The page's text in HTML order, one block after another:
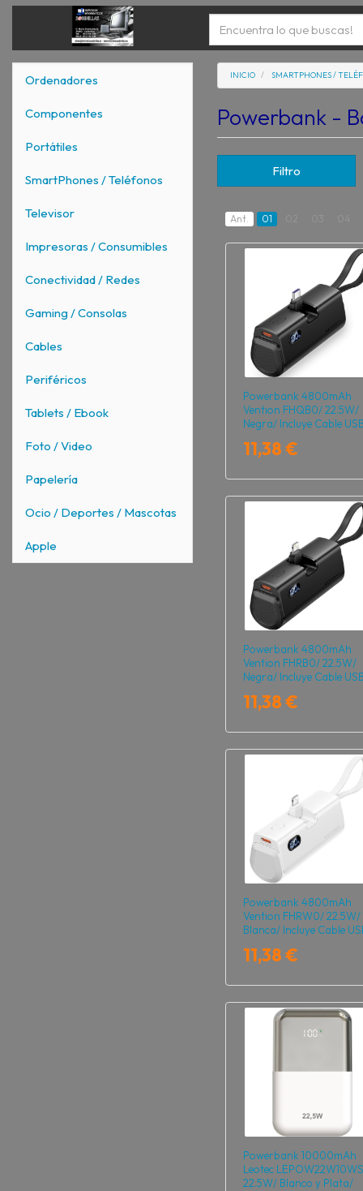
Ordenadores
Componentes
Portátiles
SmartPhones / Teléfonos
Televisor
Impresoras / Consumibles
Conectividad / Redes
Gaming / Consolas
Cables
Periféricos
Tablets / Ebook
Foto / Video
Papelería
Ocio / Deportes / Mascotas
Apple
INICIO SMARTPHONES /
Powerbank -
Filtro
Ant. 01 03
Powerbank 4800mAh
Vention FHQB0/ 22.5W/
Negra/ Incluye Cable
11,38 €
Powerbank 4800mAh
Vention FHRB0/ 22.5W/
Negra/ Incluye Cable
11,38 €
Powerbank 4800mAh
Vention FHRW0/ 22.5W/
Blanca/ Incluye Cable
11,38 €
Powerbank 10000mAh
Leotec
22.5W/ Blanco y Plata/